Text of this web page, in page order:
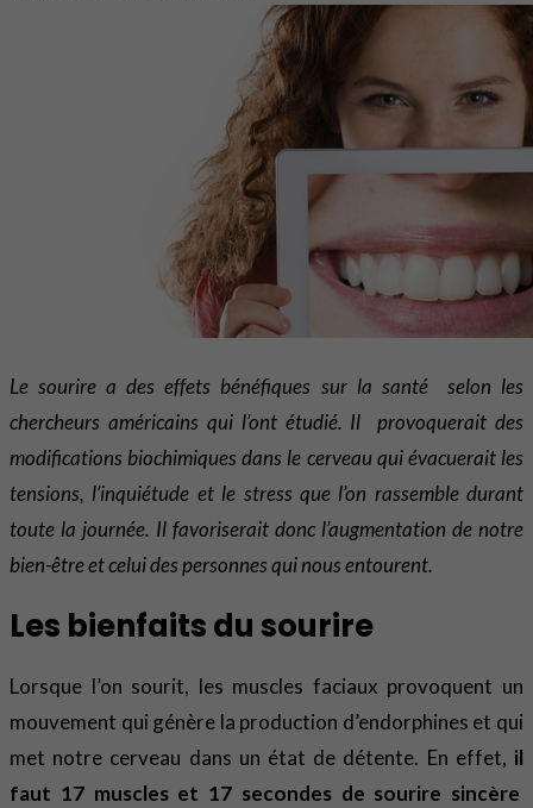
Le sourire a des effets bénéfiques sur la santé selon les
chercheurs américains qui l’ont étudié. Il provoquerait des
modifications biochimiques dans le cerveau qui évacuerait les
tensions, l’inquiétude et le stress que l’on rassemble durant
toute la journée. Il favoriserait donc l’augmentation de notre
bien-être et celui des personnes qui nous entourent.
Les bienfaits du sourire
Lorsque l’on sourit, les muscles faciaux provoquent un
mouvement qui génère la production d’endorphines et qui
met notre cerveau dans un état de détente. En effet, il
faut 17 muscles et 17 secondes de sourire sincère